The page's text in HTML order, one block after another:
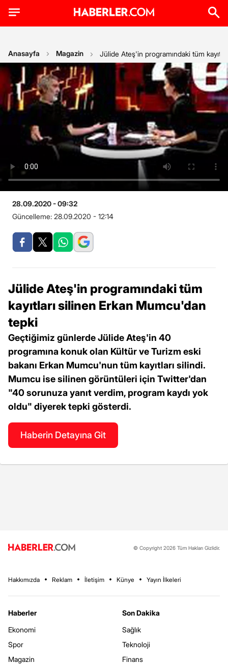
Anasayfa Magazin Jülide Ateş'in programındaki tüm
28.09.2020 - 09:32
Güncelleme: 28.09.2020 - 12:14
Jülide Ateş'in programındaki tüm
kayıtları silinen Erkan Mumcu'dan
tepki
Geçtiğimiz günlerde Jülide Ateş'in 40
programına konuk olan Kültür ve Turizm eski
bakanı Erkan Mumcu'nun tüm kayıtları silindi.
Mumcu ise silinen görüntüleri için Twitter'dan
"40 sorunuza yanıt verdim, program kaydı yok
oldu" diyerek tepki gösterdi.
Haberin Detayına Git
© Copyright 2026 Tüm Hakları Gizlidir.
Hakkımızda Reklam İletişim Künye Yayın İlkeleri
Haberler
Ekonomi
Spor
Magazin
Son Dakika
Sağlık
Teknoloji
Finans